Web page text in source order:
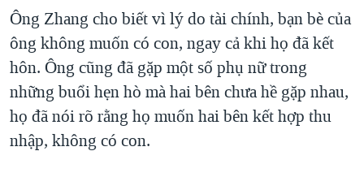
Ông Zhang cho biết vì lý do tài chính, bạn bè của
ông không muốn có con, ngay cả khi họ đã kết
hôn. Ông cũng đã gặp một số phụ nữ trong
những buổi hẹn hò mà hai bên chưa hề gặp nhau,
họ đã nói rõ rằng họ muốn hai bên kết hợp thu
nhập, không có con.